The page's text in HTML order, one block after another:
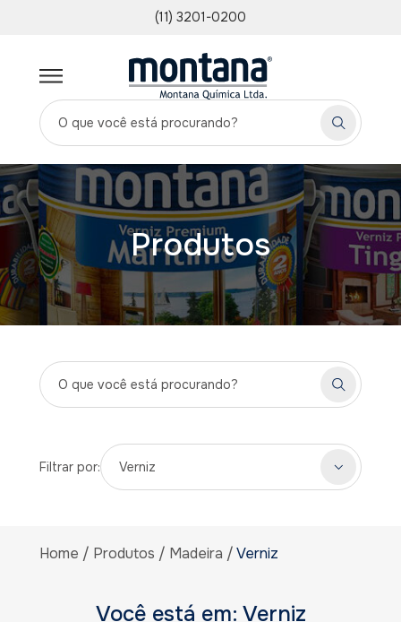
(11) 3201-0200
Produtos
Filtrar por: Verniz
Home Produtos Madeira Verniz
Você está em: Verniz